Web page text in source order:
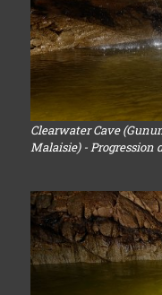
Clearwater Cave
Malaisie) - Progression